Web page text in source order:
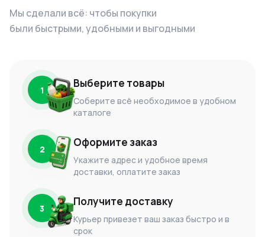
Мы сделали всё: чтобы покупки
были быстрыми, удобными и выгодными
1 Выберите товары
Соберите всё необходимое в удобном
каталоге
2 Оформите заказ
Укажите адрес и удобное время
доставки, оплатите заказ
3 Получите доставку
Курьер привезет ваш заказ быстро и в
срок